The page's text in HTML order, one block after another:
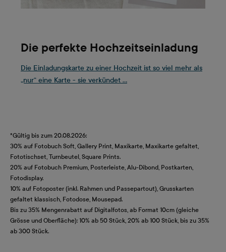
Die perfekte Hochzeitseinladung
Die Einladungskarte zu einer Hochzeit ist so viel mehr als
„nur“ eine Karte - sie verkündet ...
*Gültig bis zum 20.08.2026:
30% auf Fotobuch Soft, Gallery Print, Maxikarte, Maxikarte gefaltet,
Fototischset, Turnbeutel, Square Prints.
20% auf Fotobuch Premium, Posterleiste, Alu-Dibond, Postkarten,
Fotodisplay.
10% auf Fotoposter (inkl. Rahmen und Passepartout), Grusskarten
gefaltet klassisch, Fotodose, Mousepad.
Bis zu 35% Mengenrabatt auf Digitalfotos, ab Format 10cm (gleiche
Grösse und Oberfläche): 10% ab 50 Stück, 20% ab 100 Stück, bis zu 35%
ab 300 Stück.